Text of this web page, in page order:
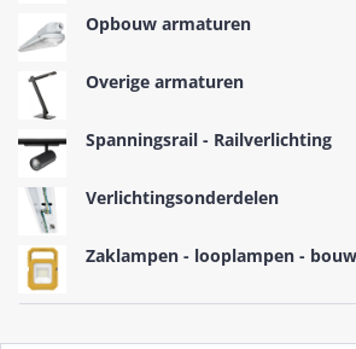
Opbouw armaturen
Overige armaturen
Spanningsrail - Railverlichting
Verlichtingsonderdelen
Zaklampen - looplampen -